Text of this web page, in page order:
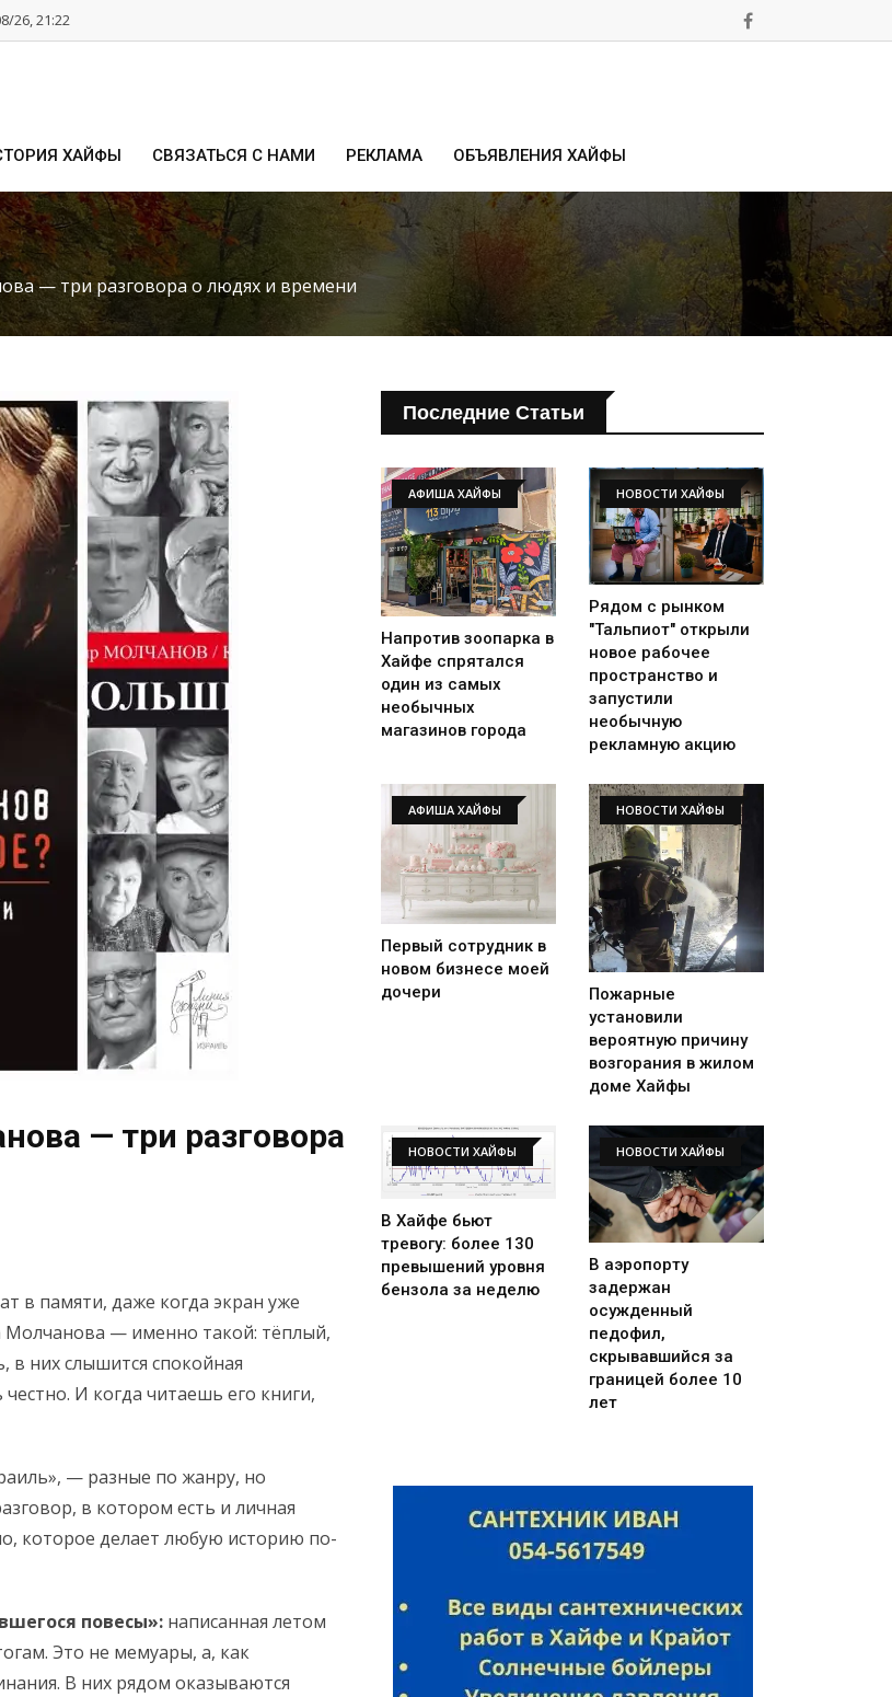
26, 21:22
ХАЙФЫ СВЯЗАТЬСЯ С НАМИ РЕКЛАМА ОБЪЯВЛЕНИЯ ХАЙФЫ
— три разговора о людях и времени
— три разговора
в памяти, даже когда экран уже
Молчанова — именно такой: тёплый,
в них слышится спокойная
И когда читаешь его книги,
— разные по жанру, но
в котором есть и личная
которое делает любую историю по-
повесы»: написанная летом
Это не мемуары, а, как
В них рядом оказываются
Последние Статьи
АФИША ХАЙФЫ
Напротив зоопарка в
Хайфе спрятался
один из самых
необычных
магазинов города
НОВОСТИ ХАЙФЫ
Рядом с рынком
"Тальпиот" открыли
новое рабочее
пространство и
запустили
необычную
рекламную акцию
АФИША ХАЙФЫ
Первый сотрудник в
новом бизнесе моей
дочери
НОВОСТИ ХАЙФЫ
Пожарные
установили
вероятную причину
возгорания в жилом
доме Хайфы
НОВОСТИ ХАЙФЫ
В Хайфе бьют
тревогу: более 130
превышений уровня
бензола за неделю
НОВОСТИ ХАЙФЫ
В аэропорту
задержан
осужденный
педофил,
скрывавшийся за
границей более 10
лет